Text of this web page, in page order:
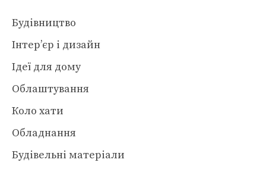
Будівництво
Інтер’єр і дизайн
Ідеї для дому
Облаштування
Коло хати
Обладнання
Будівельні матеріали